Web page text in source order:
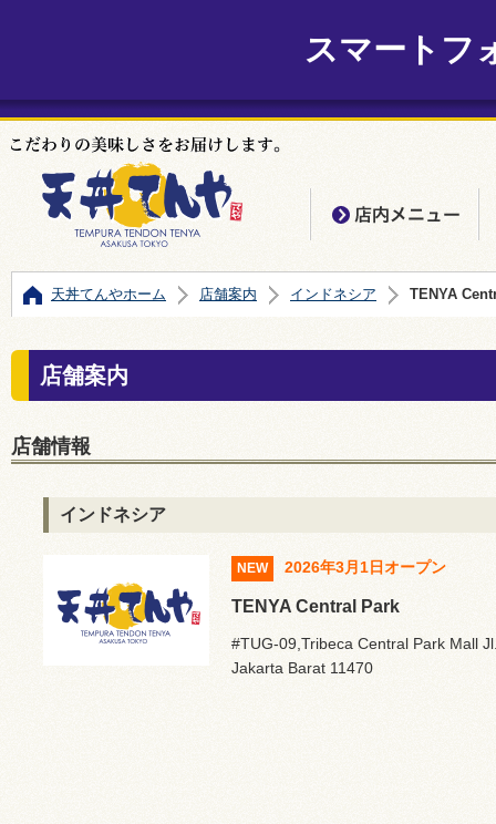
スマートフ
天丼てんやホーム 店舗案内 インドネシア TENYA
店舗案内
店舗情報
インドネシア
NEW 2026年3月1日オープン
TENYA Central Park
#TUG-09,Tribeca Central Park Mall
Jakarta Barat 11470